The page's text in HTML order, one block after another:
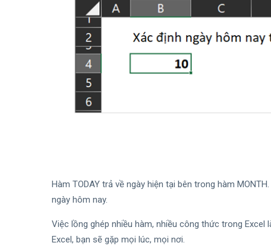
Hàm TODAY trả về ngày hiện tại bên trong hàm
ngày hôm nay.
Việc lồng ghép nhiều hàm, nhiều công thức trong
Excel, bạn sẽ gặp mọi lúc, mọi nơi.